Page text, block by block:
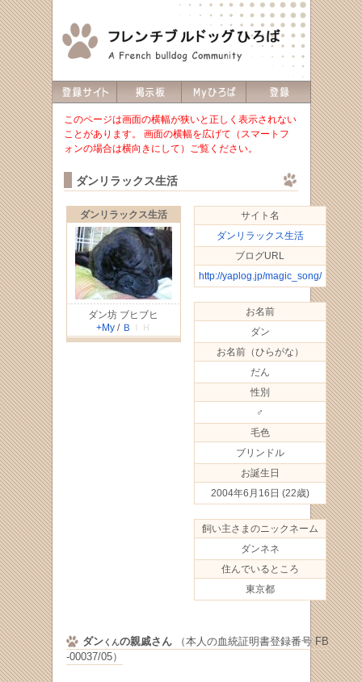
このページは画面の横幅が狭いと正しく表示されない
ことがあります。 画面の横幅を広げて（スマートフ
ォンの場合は横向きにして）ご覧ください。
ダンリラックス生活
ダンリラックス生活
ダン坊 ブヒブヒ
+My/ Ｂ ＩＨ
サイト名
ダンリラックス生活
ブログURL
http://yaplog.jp/magic_song/
お名前
ダン
お名前（ひらがな）
だん
性別
♂
毛色
ブリンドル
お誕生日
2004年6月16日 (22歳)
飼い主さまのニックネーム
ダンネネ
住んでいるところ
東京都
ダンくんの親戚さん（本人の血統証明書登録番号 FB
-00037/05）